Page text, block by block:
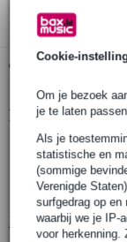
Cookie-
Om je bezoek
je te laten
Als je
statistische en
(sommige
Verenigde
surfgedrag op en
waarbij we je IP-
voor herkenning.
Gratis ophalen
breedte rol: 50 mm
lengte rol: 25 meter
kleur: rood
Bekijk alle